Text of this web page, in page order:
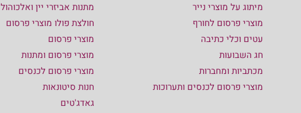
מיתוג על מוצרי נייר
מוצרי פרסום לחורף
עטים וכלי כתיבה
חג השבועות
מכתביות ומחברות
מוצרי פרסום לכנסים ותערוכות
מתנות אביזרי יין ואלכוהול
חולצת פולו מוצרי פרסום
מוצרי פרסום
מוצרי פרסום ומתנות
מוצרי פרסום לכנסים
חנות סיטונאות
גאדג'טים